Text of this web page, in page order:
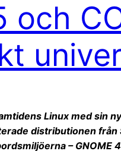
och
Linux med sin
distributionen från
– GNOME